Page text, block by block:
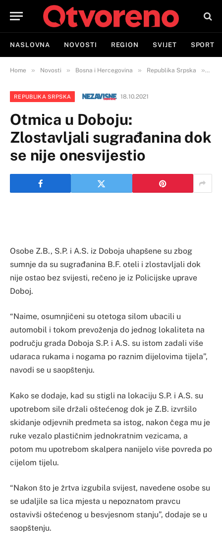
NASLOVNA NOVOSTI REGION SVIJET SPORT
Home » Novosti » Bosna i Hercegovina » Republika Srpska »
REPUBLIKA SRPSKA 18.10.2021
Otmica u Doboju:
Zlostavljali sugrađanina dok
se nije onesvijestio
Osobe Z.B., S.P. i A.S. iz Doboja uhapšene su zbog
sumnje da su sugrađanina B.F. oteli i zlostavljali dok
nije ostao bez svijesti, rečeno je iz Policijske uprave
Doboj.
“Naime, osumnjičeni su otetoga silom ubacili u
automobil i tokom prevoženja do jednog lokaliteta na
području grada Doboja S.P. i A.S. su istom zadali više
udaraca rukama i nogama po raznim dijelovima tijela”,
navodi se u saopštenju.
Kako se dodaje, kad su stigli na lokaciju S.P. i A.S. su
upotrebom sile držali oštećenog dok je Z.B. izvršilo
skidanje odjevnih predmeta sa istog, nakon čega mu je
ruke vezalo plastičnim jednokratnim vezicama, a
potom mu upotrebom skalpera nanijelo više povreda po
cijelom tijelu.
“Nakon što je žrtva izgubila svijest, navedene osobe su
se udaljile sa lica mjesta u nepoznatom pravcu
ostavivši oštećenog u besvjesnom stanju”, dodaje se u
saopštenju.